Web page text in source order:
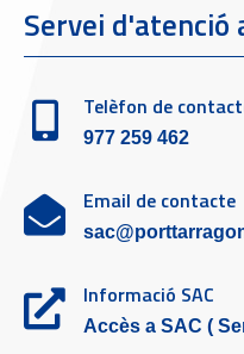
Servei d'atenció
Telèfon de
977 259 462
Email de contacte
Informació SAC
Accès a SAC (